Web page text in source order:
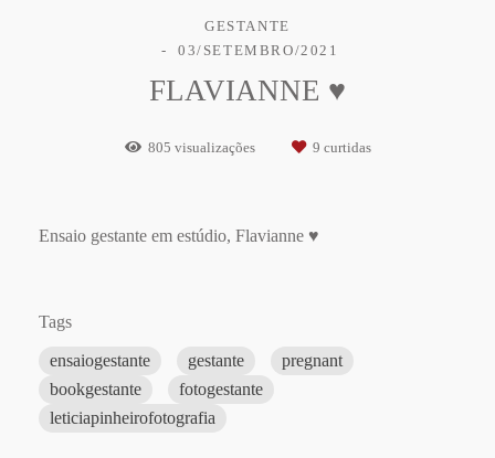
GESTANTE
03/SETEMBRO/2021
FLAVIANNE ♥
805 visualizações 9 curtidas
Ensaio gestante em estúdio, Flavianne ♥
Tags
ensaiogestante gestante
pregnant
bookgestante
fotogestante
leticiapinheirofotografia